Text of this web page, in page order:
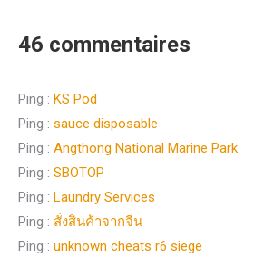
46 commentaires
Ping : KS Pod
Ping : sauce disposable
Ping : Angthong National Marine Park
Ping : SBOTOP
Ping : Laundry Services
Ping : สั่งสินค้าจากจีน
Ping : unknown cheats r6 siege